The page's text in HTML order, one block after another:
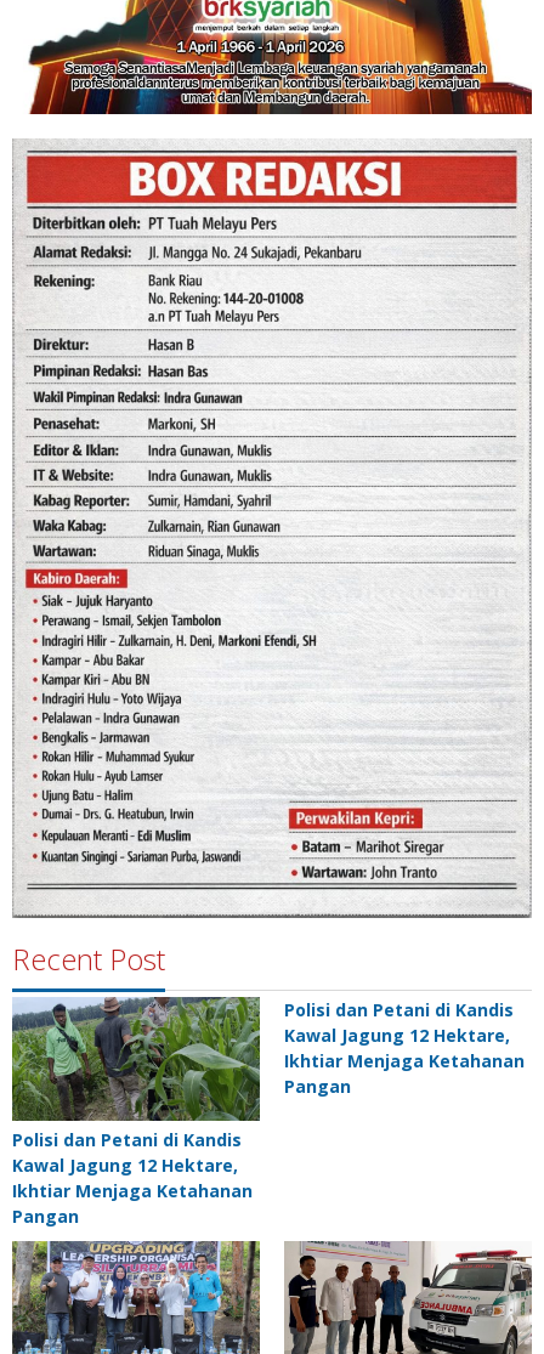
Recent Post
Polisi dan Petani di Kandis
Kawal Jagung 12 Hektare,
Ikhtiar Menjaga Ketahanan
Pangan
Polisi dan Petani di Kandis
Kawal Jagung 12 Hektare,
Ikhtiar Menjaga Ketahanan
Pangan